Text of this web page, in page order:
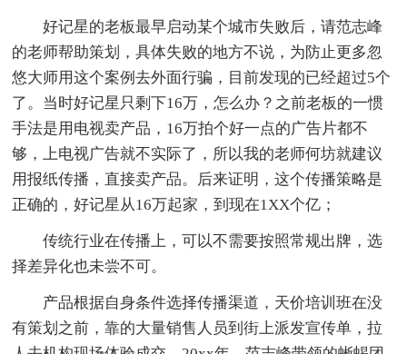
好记星的老板最早启动某个城市失败后，请范志峰
的老师帮助策划，具体失败的地方不说，为防止更多忽
悠大师用这个案例去外面行骗，目前发现的已经超过5个
了。当时好记星只剩下16万，怎么办？之前老板的一惯
手法是用电视卖产品，16万拍个好一点的广告片都不
够，上电视广告就不实际了，所以我的老师何坊就建议
用报纸传播，直接卖产品。后来证明，这个传播策略是
正确的，好记星从16万起家，到现在1XX个亿；
传统行业在传播上，可以不需要按照常规出牌，选
择差异化也未尝不可。
产品根据自身条件选择传播渠道，天价培训班在没
有策划之前，靠的大量销售人员到街上派发宣传单，拉